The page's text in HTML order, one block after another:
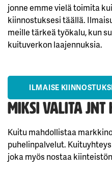
jonne emme vielä toimita
kiinnostuksesi täällä.
meille tärkeä työkalu, kun
kuituverkon laajennuksia.
ILMAISE
Miksi valita JNT
Kuitu mahdollistaa
puhelinpalvelut.
joka myös nostaa